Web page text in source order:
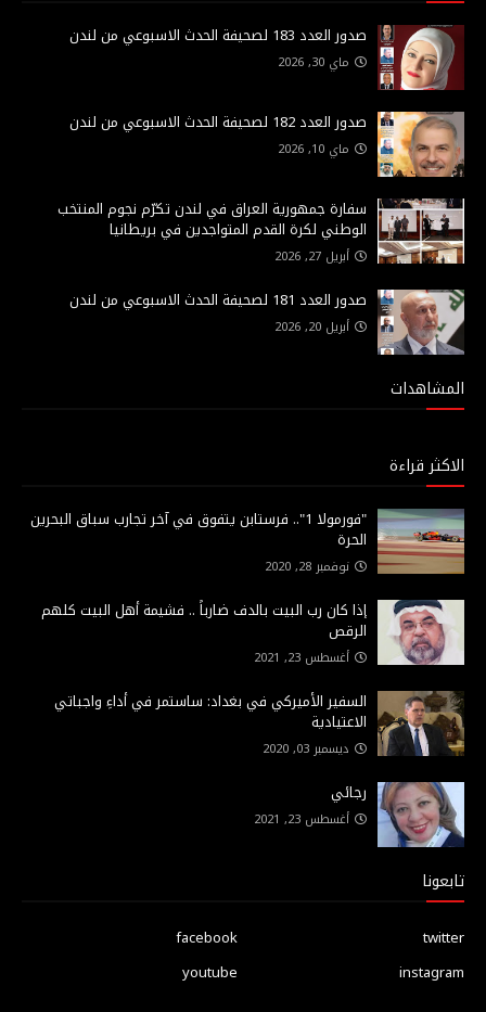
صدور العدد 183 لصحيفة الحدث الاسبوعي من لندن
ماي 30, 2026
صدور العدد 182 لصحيفة الحدث الاسبوعي من لندن
ماي 10, 2026
سفارة جمهورية العراق في لندن تكرّم نجوم المنتخب
الوطني لكرة القدم المتواجدين في بريطانيا
أبريل 27, 2026
صدور العدد 181 لصحيفة الحدث الاسبوعي من لندن
أبريل 20, 2026
المشاهدات
الاكثر قراءة
"فورمولا 1".. فرستابن يتفوق في آخر تجارب سباق البحرين
الحرة
نوفمبر 28, 2020
إذا كان رب البيت بالدف ضارباً .. فشيمة أهل البيت كلهم
الرقص
أغسطس 23, 2021
السفير الأميركي في بغداد: ساستمر في أداءِ واجباتي
الاعتيادية
ديسمبر 03, 2020
رجائي
أغسطس 23, 2021
تابعونا
facebook
twitter
youtube
instagram